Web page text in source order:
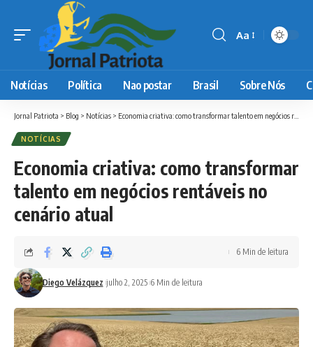
Font
Aa
Notícias Política Nao postar Brasil Sobre Nós
Jornal Patriota > Blog > Notícias > Economia criativa: como transformar talento em negócios rentáveis no cenário atual
NOTÍCIAS
Economia criativa: como transformar
talento em negócios rentáveis no
cenário atual
Diego Velázquez julho 2, 2025 6 Min de leitura
6 Min de leitura